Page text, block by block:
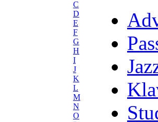
C
D
E
F
G
H
I
J
K
L
M
N
O